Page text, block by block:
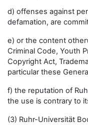
d) offenses against
defamation, are
e) or the content
Criminal Code, Youth
Copyright Act,
particular these
f) the reputation of
the use is contrary to
(3) Ruhr-Universität